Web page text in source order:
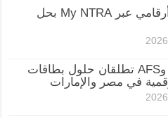
عودة خدمة أرقامي عبر My NTRA بحل
Mastercard وAFS تطلقان حلول بطاقات
في مصر والإمارات